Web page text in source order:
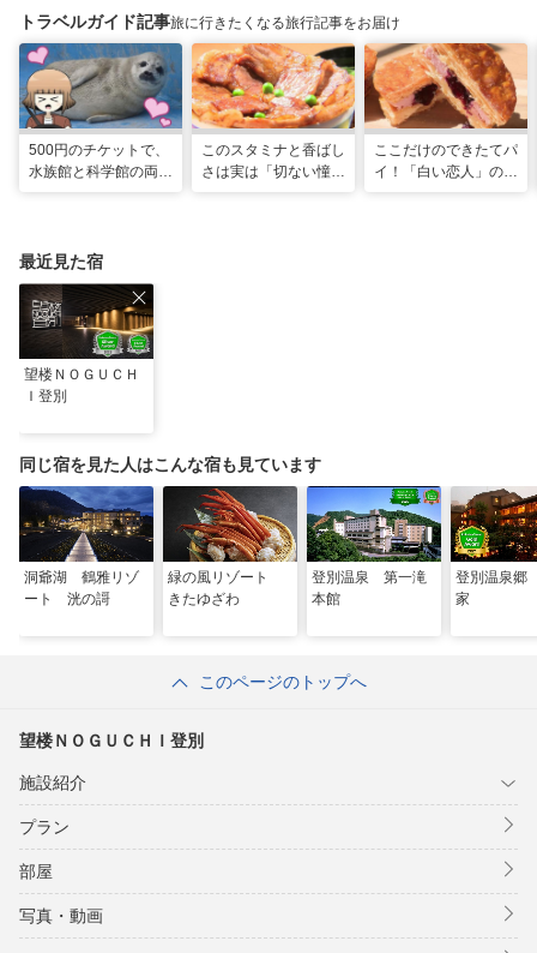
トラベルガイド記事旅に行きたくなる旅行記事をお届け
500円のチケットで、
水族館と科学館の両方
このスタミナと香ばし
さは実は「切ない憧
ここだけのできたてパ
イ！「白い恋人」の石
最近見た宿
望楼ＮＯＧＵＣＨ
Ｉ登別
同じ宿を見た人はこんな宿も見ています
洞爺湖 鶴雅リゾ
ート 洸の謌
緑の風リゾート
きたゆざわ
登別温泉 第一滝
本館
登別温泉
家
このページのトップへ
望楼ＮＯＧＵＣＨＩ登別
施設紹介
プラン
部屋
写真・動画